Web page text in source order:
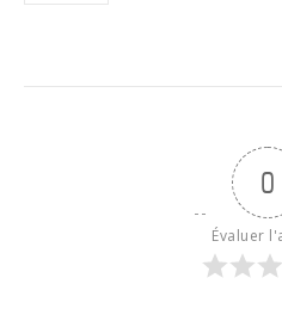
0
Évaluer